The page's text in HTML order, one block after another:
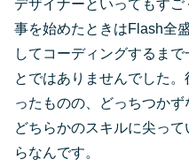
デザイナーといってもす
事を始めたときはFlash全
してコーディングするま
とではありませんでした
ったものの、どっちつかず
どちらかのスキルに尖っ
らなんです。